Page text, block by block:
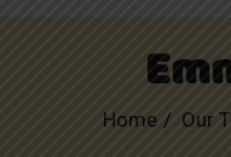
Home Our